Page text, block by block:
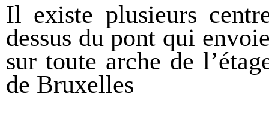
Il existe plusieurs
dessus du pont qui
sur toute arche de
de Bruxelles